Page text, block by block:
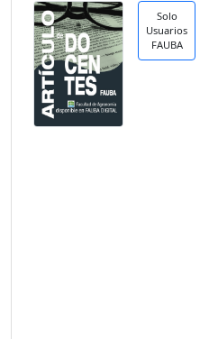
Solo
Usuarios
FAUBA